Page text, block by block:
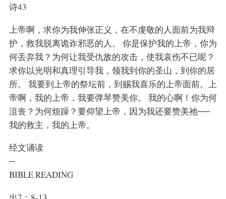
诗43
上帝啊，求你为我伸张正义，在不虔敬的人面前为我辩
护，救我脱离诡诈邪恶的人。 你是保护我的上帝，你为
何丢弃我？为何让我受仇敌的攻击，使我哀伤不已呢？
求你以光明和真理引导我，领我到你的圣山，到你的居
所。 我要到上帝的祭坛前，到赐我喜乐的上帝面前。上
帝啊，我的上帝，我要弹琴赞美你。 我的心啊！你为何
沮丧？为何烦躁？要仰望上帝，因为我还要赞美祂──
我的救主，我的上帝。
经文诵读
─
BIBLE READING